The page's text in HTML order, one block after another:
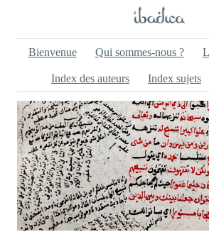
Bienvenue Qui sommes-nous ?
Index des auteurs Index sujets